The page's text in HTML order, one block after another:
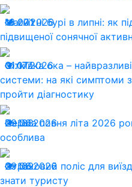
13.07.2026
201
Магнітні бурі в липні: як
підвищеної сонячної
01.07.2026
177
Сітківка ока –
системи: на які симптоми
пройти діагностику
29.06.2026
188
Перша повня літа 2026
особлива
29.06.2026
169
Страховий поліс для
знати туристу